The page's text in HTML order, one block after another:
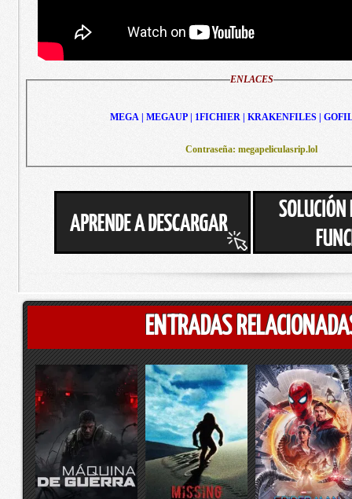
ENLACES
MEGA | MEGAUP | 1FICHIER | KRAKENFILES |
Contraseña: megapeliculasrip.lol
ENTRADAS